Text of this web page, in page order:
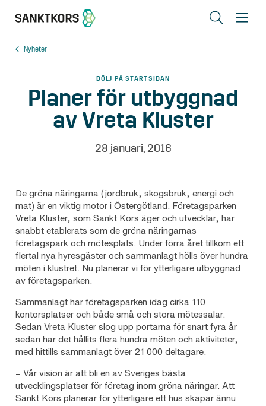
Sök
Områden
Erbjudande
Kontakt
In English
Nyheter
DÖLJ PÅ STARTSIDAN
Planer för utbyggnad
av Vreta Kluster
28 januari, 2016
De gröna näringarna (jordbruk, skogsbruk, energi och
mat) är en viktig motor i Östergötland. Företagsparken
Vreta Kluster, som Sankt Kors äger och utvecklar, har
snabbt etablerats som de gröna näringarnas
företagspark och mötesplats. Under förra året tillkom ett
flertal nya hyresgäster och sammanlagt hölls över hundra
möten i klustret. Nu planerar vi för ytterligare utbyggnad
av företagsparken.
Sammanlagt har företagsparken idag cirka 110
kontorsplatser och både små och stora mötessalar.
Sedan Vreta Kluster slog upp portarna för snart fyra år
sedan har det hållits flera hundra möten och aktiviteter,
med hittills sammanlagt över 21 000 deltagare.
– Vår vision är att bli en av Sveriges bästa
utvecklingsplatser för företag inom gröna näringar. Att
Sankt Kors planerar för ytterligare ett hus skapar ännu